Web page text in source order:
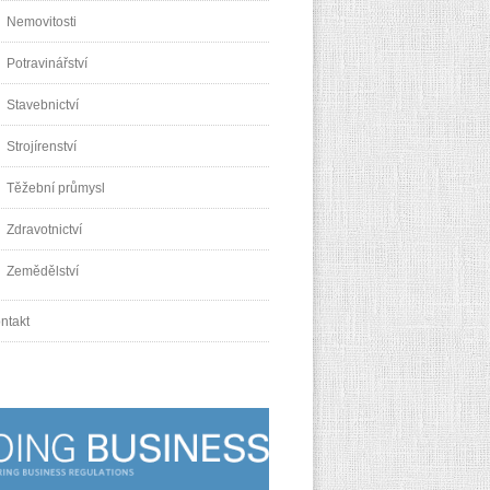
Nemovitosti
Potravinářství
Stavebnictví
Strojírenství
Těžební průmysl
Zdravotnictví
Zemědělství